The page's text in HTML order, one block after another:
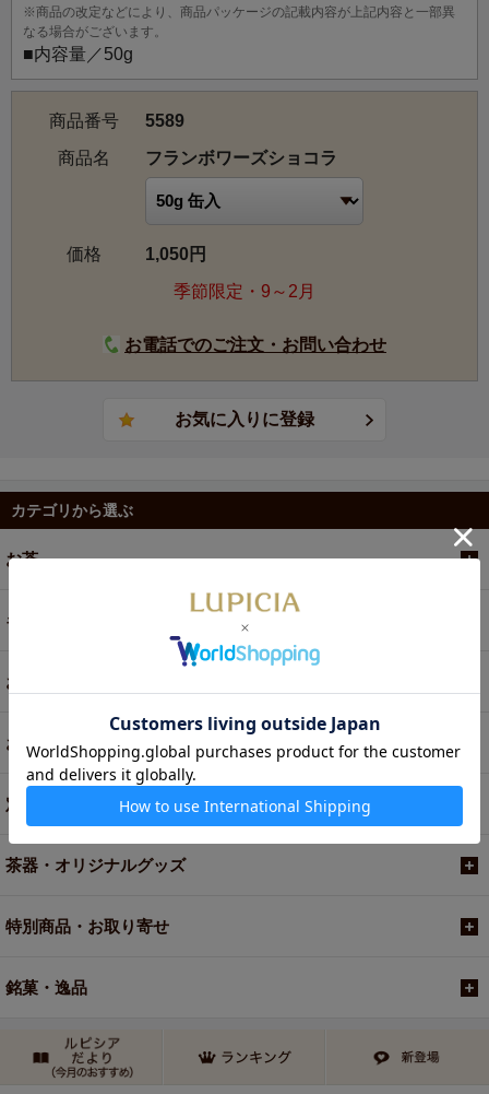
※商品の改定などにより、商品パッケージの記載内容が上記内容と一部異
なる場合がございます。
■内容量／50g
商品番号
5589
商品名
フランボワーズショコラ
価格
1,050円
季節限定・9～2月
お電話でのご注文・お問い合わせ
カテゴリから選ぶ
お茶
ギフト
お菓子・食品・飲料
お買い得商品
定期便
茶器・オリジナルグッズ
特別商品・お取り寄せ
銘菓・逸品